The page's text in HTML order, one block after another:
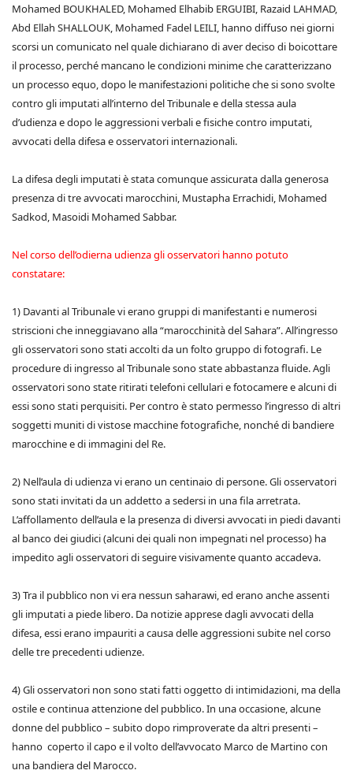
Mohamed BOUKHALED, Mohamed Elhabib ERGUIBI, Razaid LAHMAD,
Abd Ellah SHALLOUK, Mohamed Fadel LEILI, hanno diffuso nei giorni
scorsi un comunicato nel quale dichiarano di aver deciso di boicottare
il processo, perché mancano le condizioni minime che caratterizzano
un processo equo, dopo le manifestazioni politiche che si sono svolte
contro gli imputati all’interno del Tribunale e della stessa aula
d’udienza e dopo le aggressioni verbali e fisiche contro imputati,
avvocati della difesa e osservatori internazionali.
La difesa degli imputati è stata comunque assicurata dalla generosa
presenza di tre avvocati marocchini, Mustapha Errachidi, Mohamed
Sadkod, Masoidi Mohamed Sabbar.
Nel corso dell’odierna udienza gli osservatori hanno potuto
constatare:
1) Davanti al Tribunale vi erano gruppi di manifestanti e numerosi
striscioni che inneggiavano alla “marocchinità del Sahara”. All’ingresso
gli osservatori sono stati accolti da un folto gruppo di fotografi. Le
procedure di ingresso al Tribunale sono state abbastanza fluide. Agli
osservatori sono state ritirati telefoni cellulari e fotocamere e alcuni di
essi sono stati perquisiti. Per contro è stato permesso l’ingresso di altri
soggetti muniti di vistose macchine fotografiche, nonché di bandiere
marocchine e di immagini del Re.
2) Nell’aula di udienza vi erano un centinaio di persone. Gli osservatori
sono stati invitati da un addetto a sedersi in una fila arretrata.
L’affollamento dell’aula e la presenza di diversi avvocati in piedi davanti
al banco dei giudici (alcuni dei quali non impegnati nel processo) ha
impedito agli osservatori di seguire visivamente quanto accadeva.
3) Tra il pubblico non vi era nessun saharawi, ed erano anche assenti
gli imputati a piede libero. Da notizie apprese dagli avvocati della
difesa, essi erano impauriti a causa delle aggressioni subite nel corso
delle tre precedenti udienze.
4) Gli osservatori non sono stati fatti oggetto di intimidazioni, ma della
ostile e continua attenzione del pubblico. In una occasione, alcune
donne del pubblico – subito dopo rimproverate da altri presenti –
hanno coperto il capo e il volto dell’avvocato Marco de Martino con
una bandiera del Marocco.